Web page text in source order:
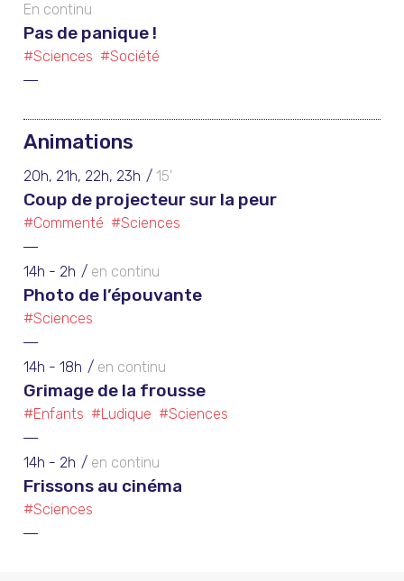
En continu
Pas de panique !
#Sciences #Société
Animations
20h, 21h, 22h, 23h 15'
Coup de projecteur sur la peur
#Commenté #Sciences
14h - 2h en continu
Photo de l’épouvante
#Sciences
14h - 18h en continu
Grimage de la frousse
#Enfants #Ludique #Sciences
14h - 2h en continu
Frissons au cinéma
#Sciences